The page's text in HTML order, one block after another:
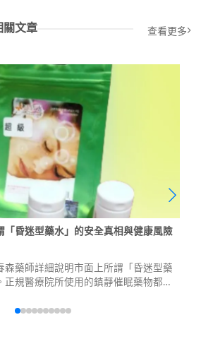
關文章 查看更多
「昏迷型藥水」的安全真相與健康風險
森藥師詳細說明市面上所謂「昏迷型藥
正規醫療院所使用的鎮靜催眠藥物都需
脅。使用後可能出現意識障礙、記憶減